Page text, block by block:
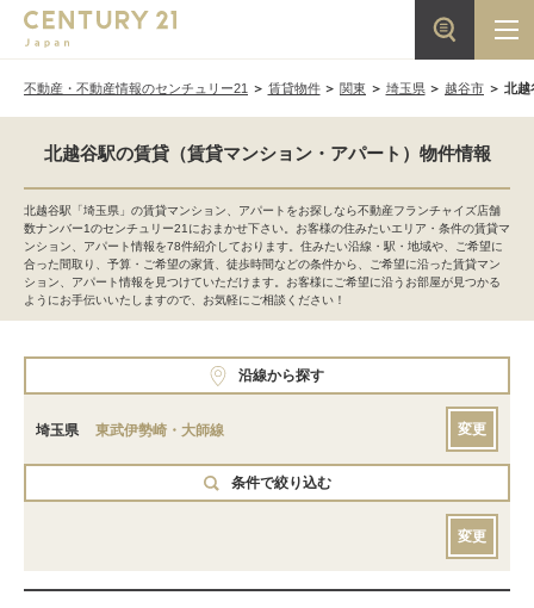
不動産・不動産情報のセンチュリー21 賃貸物件 関東 埼玉県 越谷市 北越
北越谷駅の賃貸（賃貸マンション・アパート）物件情報
北越谷駅「埼玉県」の賃貸マンション、アパートをお探しなら不動産フランチャイズ店舗
数ナンバー1のセンチュリー21におまかせ下さい。お客様の住みたいエリア・条件の賃貸マ
ンション、アパート情報を78件紹介しております。住みたい沿線・駅・地域や、ご希望に
合った間取り、予算・ご希望の家賃、徒歩時間などの条件から、ご希望に沿った賃貸マン
ション、アパート情報を見つけていただけます。お客様にご希望に沿うお部屋が見つかる
ようにお手伝いいたしますので、お気軽にご相談ください！
沿線から探す
埼玉県 東武伊勢崎・大師線 変更
条件で絞り込む
変更